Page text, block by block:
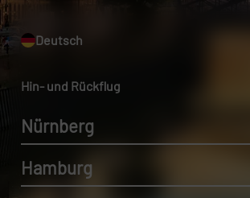
Deutsch
Hin- und Rückflug
Nürnberg
Hamburg